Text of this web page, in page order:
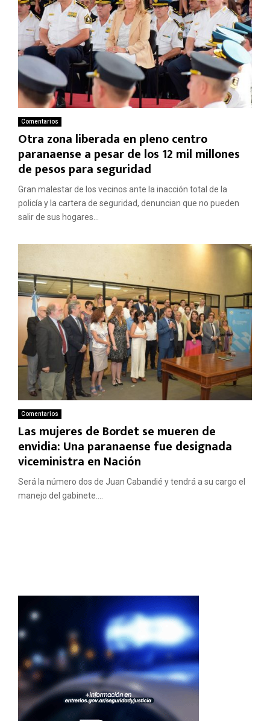
Comentarios
Otra zona liberada en pleno centro
paranaense a pesar de los 12 mil millones
de pesos para seguridad
Gran malestar de los vecinos ante la inacción total de la
policía y la cartera de seguridad, denuncian que no pueden
salir de sus hogares...
Comentarios
Las mujeres de Bordet se mueren de
envidia: Una paranaense fue designada
viceministra en Nación
Será la número dos de Juan Cabandié y tendrá a su cargo el
manejo del gabinete....